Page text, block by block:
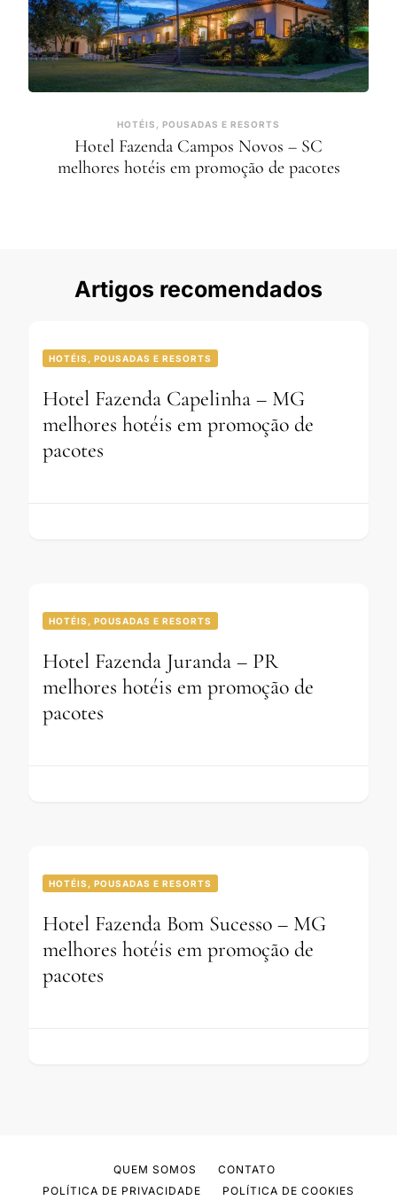
HOTÉIS, POUSADAS E RESORTS
Hotel Fazenda Campos Novos – SC
melhores hotéis em promoção de pacotes
Artigos recomendados
HOTÉIS, POUSADAS E RESORTS
Hotel Fazenda Capelinha – MG
melhores hotéis em promoção de
pacotes
HOTÉIS, POUSADAS E RESORTS
Hotel Fazenda Juranda – PR
melhores hotéis em promoção de
pacotes
HOTÉIS, POUSADAS E RESORTS
Hotel Fazenda Bom Sucesso – MG
melhores hotéis em promoção de
pacotes
QUEM SOMOS
CONTATO
POLÍTICA DE PRIVACIDADE
POLÍTICA DE COOKIES